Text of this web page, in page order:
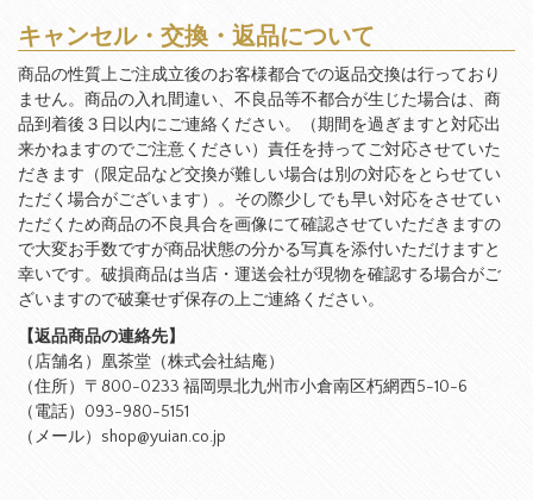
キャンセル・交換・返品について
商品の性質上ご注成立後のお客様都合での返品交換は行っており
ません。商品の入れ間違い、不良品等不都合が生じた場合は、商
品到着後３日以内にご連絡ください。（期間を過ぎますと対応出
来かねますのでご注意ください）責任を持ってご対応させていた
だきます（限定品など交換が難しい場合は別の対応をとらせてい
ただく場合がございます）。その際少しでも早い対応をさせてい
ただくため商品の不良具合を画像にて確認させていただきますの
で大変お手数ですが商品状態の分かる写真を添付いただけますと
幸いです。破損商品は当店・運送会社が現物を確認する場合がご
ざいますので破棄せず保存の上ご連絡ください。
【返品商品の連絡先】
（店舗名）凰茶堂（株式会社結庵）
（住所）〒800-0233 福岡県北九州市小倉南区朽網西5-10-6
（電話）093-980-5151
（メール）shop@yuian.co.jp